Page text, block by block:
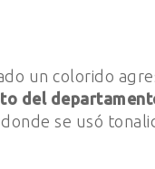
un colorido
del
se usó